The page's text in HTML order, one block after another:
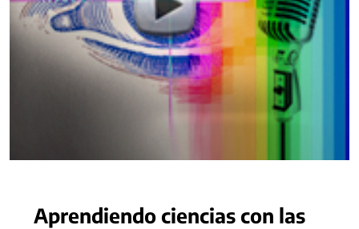
Aprendiendo ciencias con las